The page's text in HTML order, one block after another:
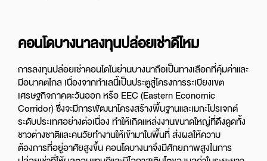
คอนโดบางนาลงทุนปล่อยเช่าดีไหม
การลงทุนปล่อยเช่าคอนโดในย่านบางนาถือเป็นทางเลือกที่คุ้มค่าและ
มีอนาคตไกล เนื่องจากทำเลนี้เป็นประตูสู่โครงการระเบียงเขต
เศรษฐกิจภาคตะวันออก หรือ EEC (Eastern Economic
Corridor) ซึ่งจะมีการพัฒนาโครงสร้างพื้นฐานและเมกะโปรเจกต์
ระดับประเทศอย่างต่อเนื่อง ทำให้เกิดแหล่งงานขนาดใหญ่ที่ดึงดูดทั้ง
ชาวต่างชาติและคนวัยทำงานให้เข้ามาในพื้นที่ ส่งผลให้ความ
ต้องการที่อยู่อาศัยสูงขึ้น คอนโดบางนาจึงมีศักยภาพสูงในการ